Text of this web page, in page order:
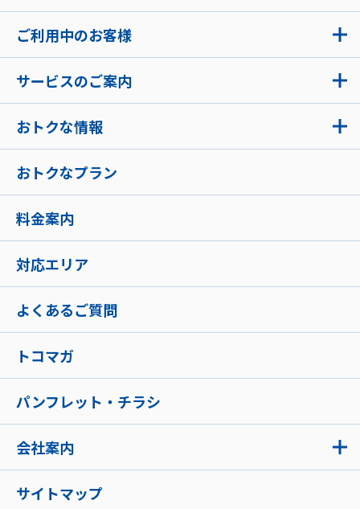
ご利用中のお客様
サービスのご案内
おトクな情報
おトクなプラン
料金案内
対応エリア
よくあるご質問
トコマガ
パンフレット・チラシ
会社案内
サイトマップ